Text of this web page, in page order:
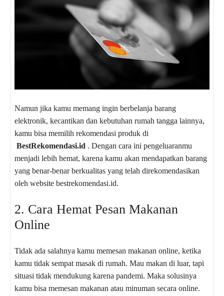
Namun jika kamu memang ingin berbelanja barang
elektronik, kecantikan dan kebutuhan rumah tangga lainnya,
kamu bisa memilih rekomendasi produk di
BestRekomendasi.id . Dengan cara ini pengeluaranmu
menjadi lebih hemat, karena kamu akan mendapatkan barang
yang benar-benar berkualitas yang telah direkomendasikan
oleh website bestrekomendasi.id.
2. Cara Hemat Pesan Makanan
Online
Tidak ada salahnya kamu memesan makanan online, ketika
kamu tidak sempat masak di rumah. Mau makan di luar, tapi
situasi tidak mendukung karena pandemi. Maka solusinya
kamu bisa memesan makanan atau minuman secara online.